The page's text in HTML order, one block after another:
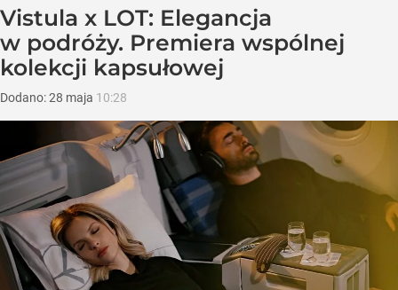
Vistula x LOT: Elegancja
w podróży. Premiera wspólnej
kolekcji kapsułowej
Dodano:28 maja 10:28